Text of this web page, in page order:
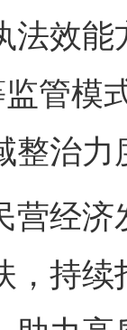
效能
监管
整治
经济
持续